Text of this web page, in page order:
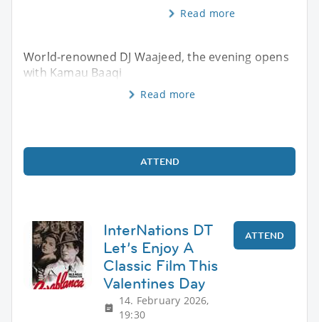
Read more
World-renowned DJ Waajeed, the evening opens
with Kamau Baaqi
Read more
ATTEND
InterNations DT
Let’s Enjoy A
Classic Film This
Valentines Day
14. February 2026,
19:30
ATTEND